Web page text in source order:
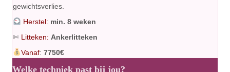
gewichtsverlies.
Herstel: min. 8 weken
✄ Litteken: Ankerlitteken
Vanaf: 7750€
Welke techniek past bij jou?